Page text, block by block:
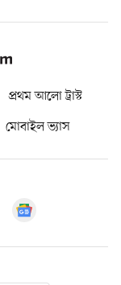
প্রথম আলো ট্রাস্ট
মোবাইল ভ্যাস